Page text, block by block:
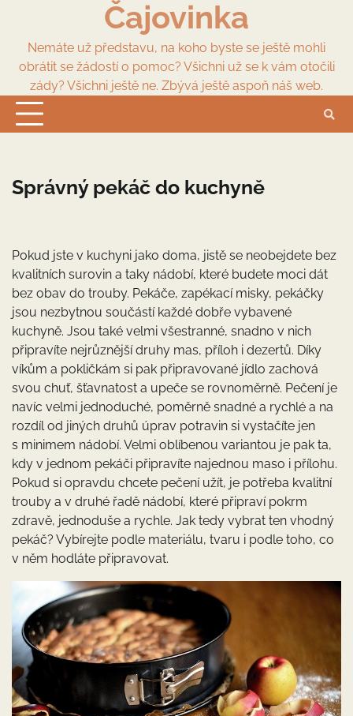
content
Čajovinka
Nemáte už představu, na koho byste se ještě mohli
obrátit se žádostí o pomoc? Všichni už se k vám otočili
zády? Všichni ještě ne. Zbývá ještě aspoň náš web.
Správný pekáč do kuchyně
Pokud jste v kuchyni jako doma, jistě se neobejdete bez
kvalitních surovin a taky nádobí, které budete moci dát
bez obav do trouby. Pekáče, zapékací misky, pekáčky
jsou nezbytnou součástí každé dobře vybavené
kuchyně. Jsou také velmi všestranné, snadno v nich
připravíte nejrůznější druhy mas, příloh i dezertů. Díky
víkům a pokličkám si pak připravované jídlo zachová
svou chuť, šťavnatost a upeče se rovnoměrně. Pečení je
navíc velmi jednoduché, poměrně snadné a rychlé a na
rozdíl od jiných druhů úprav potravin si vystačíte jen
s minimem nádobí. Velmi oblíbenou variantou je pak ta,
kdy v jednom pekáči připravíte najednou maso i přílohu.
Pokud si opravdu chcete pečení užít, je potřeba kvalitní
trouby a v druhé řadě nádobí, které připraví pokrm
zdravě, jednoduše a rychle. Jak tedy vybrat ten vhodný
pekáč? Vybírejte podle materiálu, tvaru i podle toho, co
v něm hodláte připravovat.